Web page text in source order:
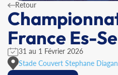
Retour
France Es-
31 au 1 Février 2026
Stade Couvert Stephane